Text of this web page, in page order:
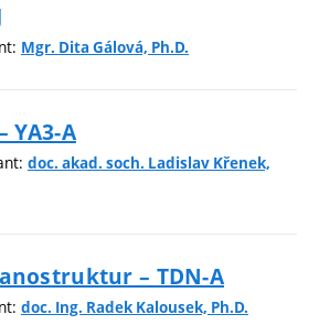
Mgr. Dita Gálová, Ph.D.
YA3-A
doc. akad. soch. Ladislav Křenek,
– TDN-A
doc. Ing. Radek Kalousek, Ph.D.